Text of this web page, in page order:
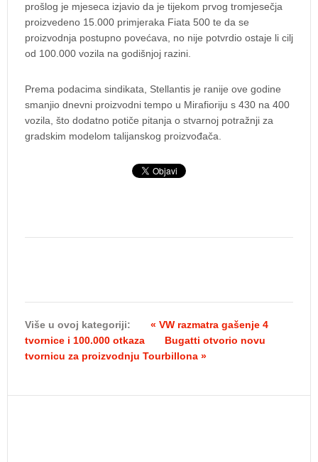
prošlog je mjeseca izjavio da je tijekom prvog tromjesečja
proizvedeno 15.000 primjeraka Fiata 500 te da se
proizvodnja postupno povećava, no nije potvrdio ostaje li cilj
od 100.000 vozila na godišnjoj razini.
Prema podacima sindikata, Stellantis je ranije ove godine
smanjio dnevni proizvodni tempo u Mirafioriju s 430 na 400
vozila, što dodatno potiče pitanja o stvarnoj potražnji za
gradskim modelom talijanskog proizvođača.
Više u ovoj kategoriji:
« VW razmatra gašenje 4
tvornice i 100.000 otkaza
Bugatti otvorio novu
tvornicu za proizvodnju Tourbillona »